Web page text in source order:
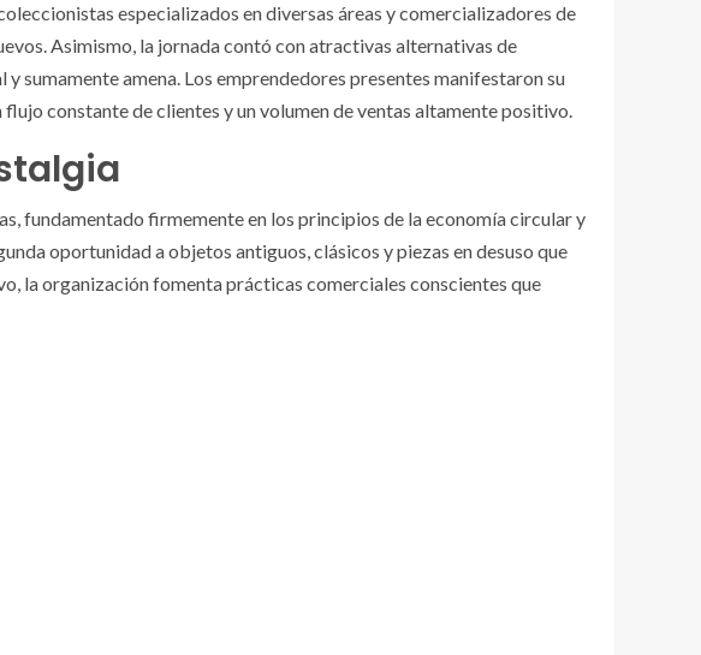
especializados en diversas áreas y comercializadores de
Asimismo, la jornada contó con atractivas alternativas de
amena. Los emprendedores presentes manifestaron su
constante de clientes y un volumen de ventas altamente positivo.
fundamentado firmemente en los principios de la economía circular y
oportunidad a objetos antiguos, clásicos y piezas en desuso que
la organización fomenta prácticas comerciales conscientes que